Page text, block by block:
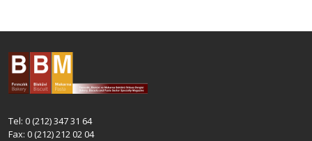
Tel: 0 (212) 347 31 64
Fax: 0 (212) 212 02 04